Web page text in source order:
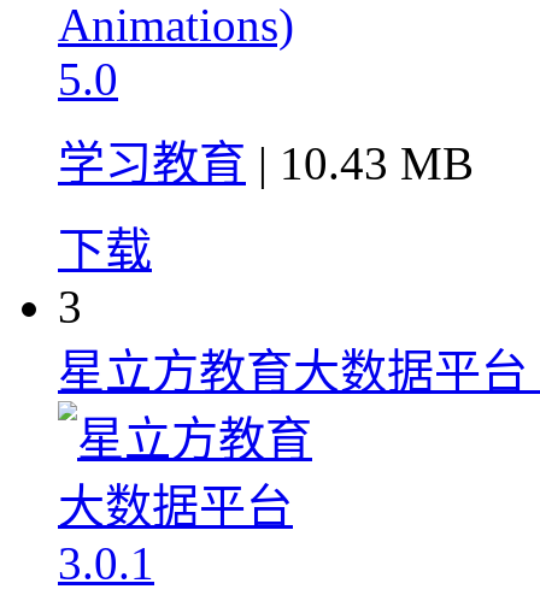
学习教育 | 10.43 MB
下载
3
星立方教育大数据平台